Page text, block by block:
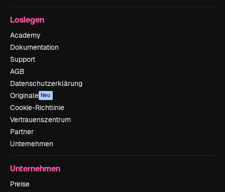
Loslegen
Academy
Dokumentation
Support
AGB
Datenschutzerklärung
Originale Neu
Cookie-Richtlinie
Vertrauenszentrum
Partner
Unternehmen
Unternehmen
Preise